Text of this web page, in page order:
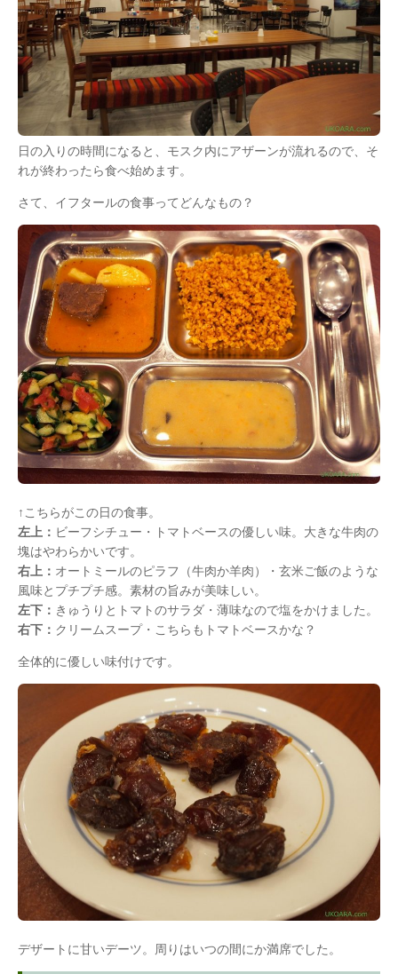
日の入りの時間になると、モスク内にアザーンが流れるので、そ
れが終わったら食べ始めます。
さて、イフタールの食事ってどんなもの？
↑こちらがこの日の食事。
左上： ビーフシチュー・トマトベースの優しい味。大きな牛肉の
塊はやわらかいです。
右上： オートミールのピラフ（牛肉か羊肉）・玄米ご飯のような
風味とプチプチ感。素材の旨みが美味しい。
左下： きゅうりとトマトのサラダ・薄味なので塩をかけました。
右下： クリームスープ・こちらもトマトベースかな？
全体的に優しい味付けです。
デザートに甘いデーツ。周りはいつの間にか満席でした。